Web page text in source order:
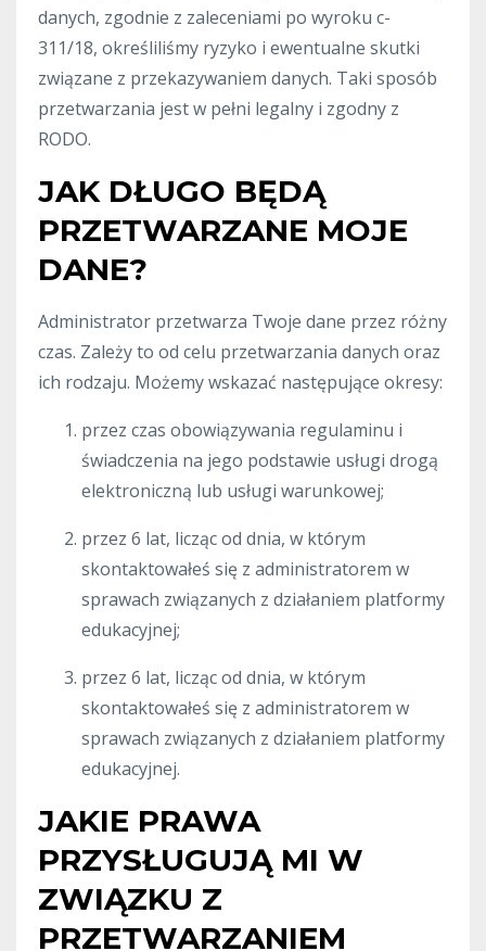
danych, zgodnie z zaleceniami po wyroku c-
311/18, określiliśmy ryzyko i ewentualne skutki
związane z przekazywaniem danych. Taki sposób
przetwarzania jest w pełni legalny i zgodny z
RODO.
JAK DŁUGO BĘDĄ
PRZETWARZANE MOJE
DANE?
Administrator przetwarza Twoje dane przez różny
czas. Zależy to od celu przetwarzania danych oraz
ich rodzaju. Możemy wskazać następujące okresy:
przez czas obowiązywania regulaminu i
świadczenia na jego podstawie usługi drogą
elektroniczną lub usługi warunkowej;
przez 6 lat, licząc od dnia, w którym
skontaktowałeś się z administratorem w
sprawach związanych z działaniem platformy
edukacyjnej;
przez 6 lat, licząc od dnia, w którym
skontaktowałeś się z administratorem w
sprawach związanych z działaniem platformy
edukacyjnej.
JAKIE PRAWA
PRZYSŁUGUJĄ MI W
ZWIĄZKU Z
PRZETWARZANIEM